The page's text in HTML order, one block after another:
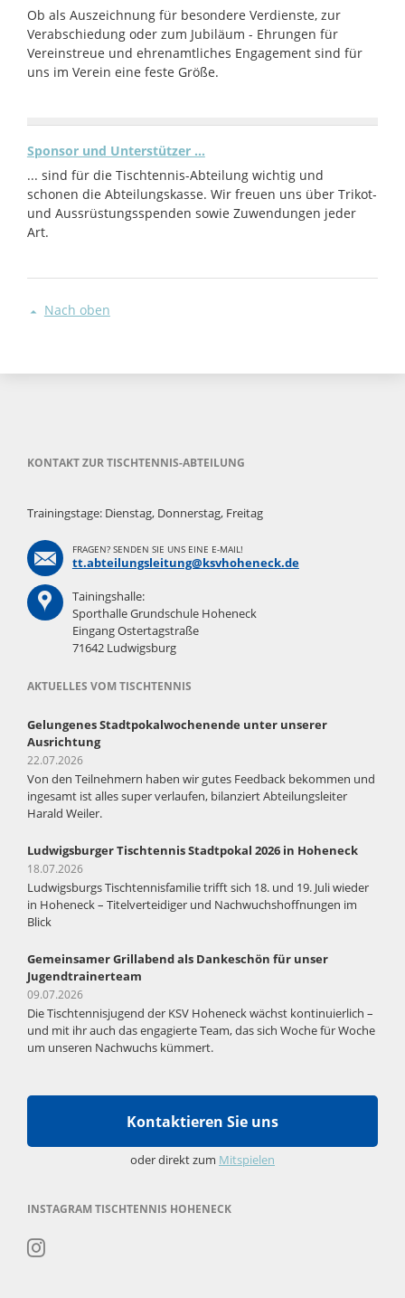
Ob als Auszeichnung für besondere Verdienste, zur
Verabschiedung oder zum Jubiläum - Ehrungen für
Vereinstreue und ehrenamtliches Engagement sind für
uns im Verein eine feste Größe.
Sponsor und Unterstützer ...
... sind für die Tischtennis-Abteilung wichtig und
schonen die Abteilungskasse. Wir freuen uns über Trikot-
und Aussrüstungsspenden sowie Zuwendungen jeder
Art.
Nach oben
KONTAKT ZUR TISCHTENNIS-ABTEILUNG
Trainingstage: Dienstag, Donnerstag, Freitag
FRAGEN? SENDEN SIE UNS EINE E-MAIL!
tt.abteilungsleitung@ksvhoheneck.de
Tainingshalle:
Sporthalle Grundschule Hoheneck
Eingang Ostertagstraße
71642 Ludwigsburg
AKTUELLES VOM TISCHTENNIS
Gelungenes Stadtpokalwochenende unter unserer
Ausrichtung
22.07.2026
Von den Teilnehmern haben wir gutes Feedback bekommen und
ingesamt ist alles super verlaufen, bilanziert Abteilungsleiter
Harald Weiler.
Ludwigsburger Tischtennis Stadtpokal 2026 in Hoheneck
18.07.2026
Ludwigsburgs Tischtennisfamilie trifft sich 18. und 19. Juli wieder
in Hoheneck – Titelverteidiger und Nachwuchshoffnungen im
Blick
Gemeinsamer Grillabend als Dankeschön für unser
Jugendtrainerteam
09.07.2026
Die Tischtennisjugend der KSV Hoheneck wächst kontinuierlich –
und mit ihr auch das engagierte Team, das sich Woche für Woche
um unseren Nachwuchs kümmert.
Kontaktieren Sie uns
oder direkt zum Mitspielen
INSTAGRAM TISCHTENNIS HOHENECK